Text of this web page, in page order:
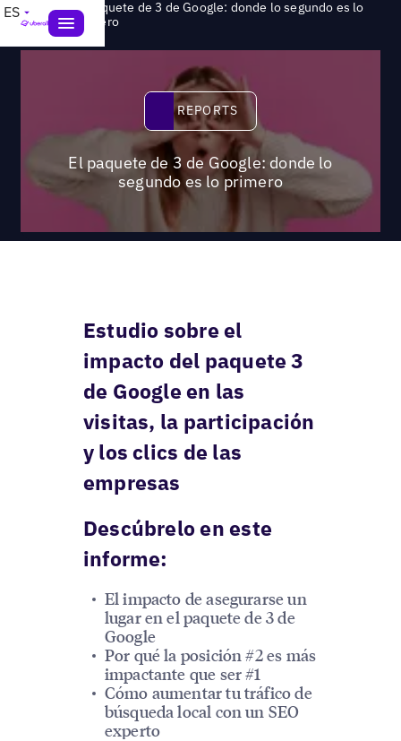
ES Reports>El paquete de 3 de Google: donde lo segundo es lo
primero
Reports
REPORTS
El paquete de 3 de Google: donde lo
segundo es lo primero
Estudio sobre el
impacto del paquete 3
de Google en las
visitas, la participación
y los clics de las
empresas
Descúbrelo en este
informe:
El impacto de asegurarse un
lugar en el paquete de 3 de
Google
Por qué la posición #2 es más
impactante que ser #1
Cómo aumentar tu tráfico de
búsqueda local con un SEO
experto